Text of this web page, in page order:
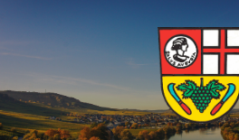
springen
springen
springen